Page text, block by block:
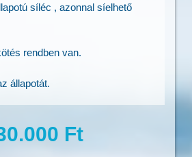
síléc , azonnal síelhető
rendben van.
állapotát.
Ft